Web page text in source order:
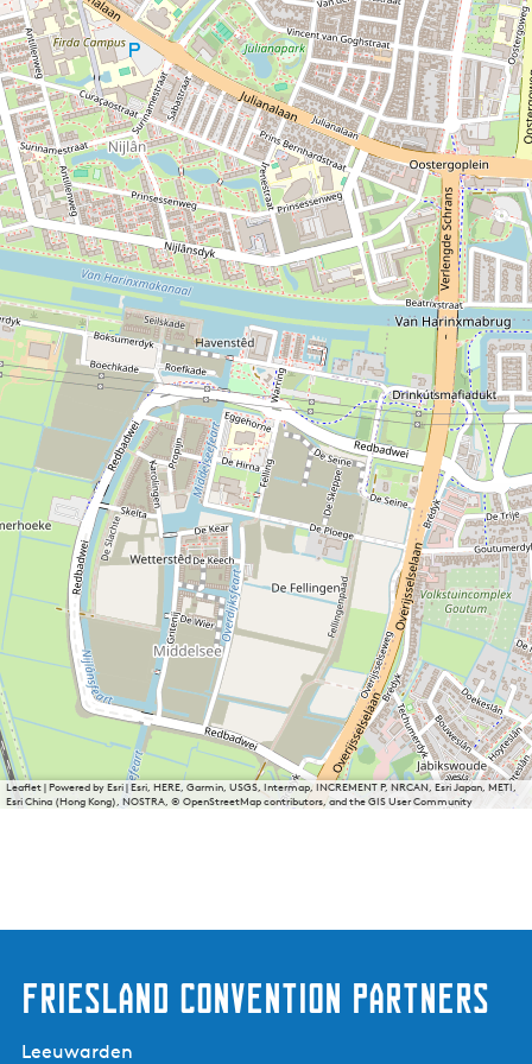
Leaflet|Powered by Esri | Esri, HERE, Garmin, USGS, Intermap, INCREMENT P, NRCAN, Esri Japan, METI,
Esri China (Hong Kong), NOSTRA, © OpenStreetMap contributors, and the GIS User Community
Friesland Convention Partners
Leeuwarden